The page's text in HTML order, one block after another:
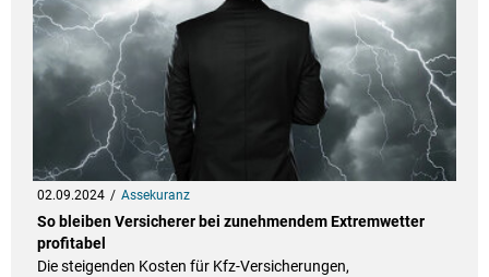
02.09.2024 Assekuranz
So bleiben Versicherer bei zunehmendem Extremwetter
profitabel
Die steigenden Kosten für Kfz-Versicherungen,